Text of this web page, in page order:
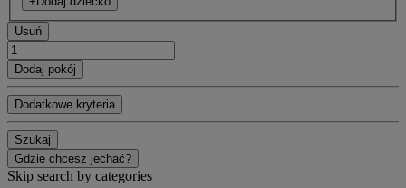
Usuń
Dodaj pokój
Dodatkowe kryteria
Szukaj
Gdzie chcesz jechać?
Skip search by categories